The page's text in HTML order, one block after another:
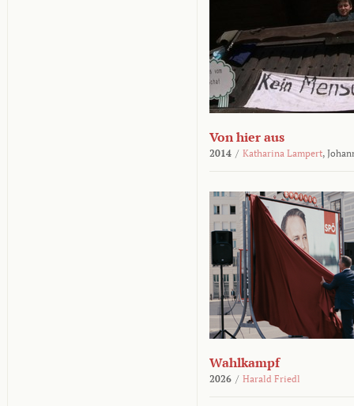
Von hier aus
2014 / Katharina Lampert,
Wahlkampf
2026 / Harald Friedl